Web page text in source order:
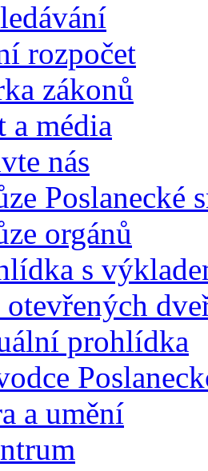
rozpočet
zákonů
a média
nás
Poslanecké
orgánů
s
otevřených
prohlídka
a umění